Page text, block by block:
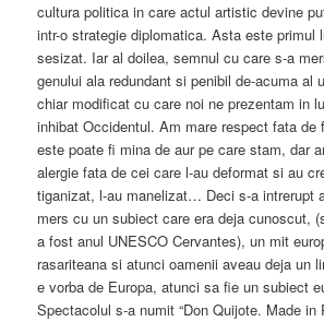
cultura politica in care actul artistic devine
intr-o strategie diplomatica. Asta este primul
sesizat. Iar al doilea, semnul cu care s-a
genului ala redundant si penibil de-acuma al
chiar modificat cu care noi ne prezentam in
inhibat Occidentul. Am mare respect fata de
este poate fi mina de aur pe care stam, dar
alergie fata de cei care l-au deformat si au
tiganizat, l-au manelizat… Deci s-a intrerupt
mers cu un subiect care era deja cunoscut,
a fost anul UNESCO Cervantes), un mit
rasariteana si atunci oamenii aveau deja un
e vorba de Europa, atunci sa fie un subiect
Spectacolul s-a numit “Don Quijote. Made in